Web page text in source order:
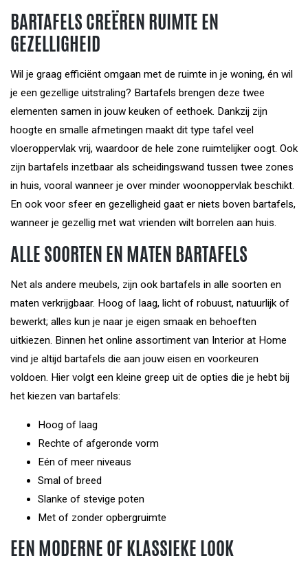
BARTAFELS CREËREN RUIMTE EN
GEZELLIGHEID
Wil je graag efficiënt omgaan met de ruimte in je woning, én wil
je een gezellige uitstraling? Bartafels brengen deze twee
elementen samen in jouw keuken of eethoek. Dankzij zijn
hoogte en smalle afmetingen maakt dit type tafel veel
vloeroppervlak vrij, waardoor de hele zone ruimtelijker oogt. Ook
zijn bartafels inzetbaar als scheidingswand tussen twee zones
in huis, vooral wanneer je over minder woonoppervlak beschikt.
En ook voor sfeer en gezelligheid gaat er niets boven bartafels,
wanneer je gezellig met wat vrienden wilt borrelen aan huis.
ALLE SOORTEN EN MATEN BARTAFELS
Net als andere meubels, zijn ook bartafels in alle soorten en
maten verkrijgbaar. Hoog of laag, licht of robuust, natuurlijk of
bewerkt; alles kun je naar je eigen smaak en behoeften
uitkiezen. Binnen het online assortiment van Interior at Home
vind je altijd bartafels die aan jouw eisen en voorkeuren
voldoen. Hier volgt een kleine greep uit de opties die je hebt bij
het kiezen van bartafels:
Hoog of laag
Rechte of afgeronde vorm
Eén of meer niveaus
Smal of breed
Slanke of stevige poten
Met of zonder opbergruimte
EEN MODERNE OF KLASSIEKE LOOK